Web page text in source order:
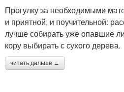
Прогулку за необходимыми
и приятной, и поучительной:
лучше собирать уже опавшие
кору выбирать с сухого дерева.
читать дальше →